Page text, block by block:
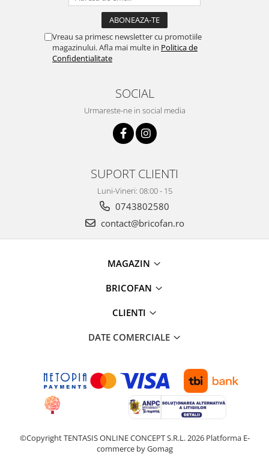
Pirostrii si accesorii pentru gatit
Plite & aragaze
Prelungitoare & cabluri electrice
Lumina de crestere pentru plante
Proiectoare & lampi de lucru
Aparate de spalat cu presiune si
Articole si accesorii pentru baie
Baterii baie
Baterii bucatarie
Baterii cada
Vreau sa primesc newsletter cu promotiile
magazinului. Afla mai multe in Politica de
Confidentialitate
SOCIAL
Urmareste-ne in social media
SUPORT CLIENTI
Luni-Vineri: 08:00 - 15
0743802580
contact@bricofan.ro
MAGAZIN
BRICOFAN
CLIENTI
DATE COMERCIALE
©Copyright TENTASIS ONLINE CONCEPT S.R.L. 2026 Platforma E-
commerce by Gomag